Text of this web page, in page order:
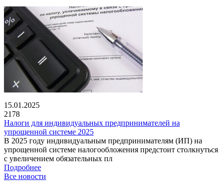
15.01.2025
2178
Налоги для индивидуальных предпринимателей на
упрощенной системе 2025
В 2025 году индивидуальным предпринимателям (ИП) на
упрощенной системе налогообложения предстоит столкнуться
с увеличением обязательных пл
Подробнее
Все новости